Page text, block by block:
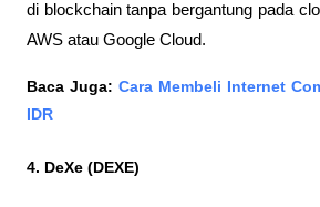
di blockchain tanpa bergantung pada
AWS atau Google Cloud.
Baca Juga: Cara Membeli Internet
IDR
4. DeXe (DEXE)